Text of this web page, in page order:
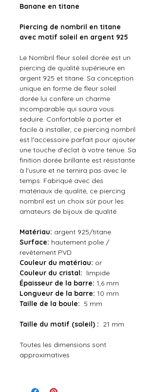
Banane en titane
Piercing de nombril en titane
avec motif soleil en argent 925
Le Nombril fleur soleil dorée est un
piercing de qualité supérieure en
argent 925 et titane. Sa conception
unique en forme de fleur soleil
dorée lui confère un charme
incomparable qui saura vous
séduire. Confortable à porter et
facile à installer, ce piercing nombril
est l'accessoire parfait pour ajouter
une touche d'éclat à votre tenue. Sa
finition dorée brillante est résistante
à l'usure et ne ternira pas avec le
temps. Fabriqué avec des
matériaux de qualité, ce piercing
nombril est un choix sûr pour les
amateurs de bijoux de qualité.
Matériau: argent 925/titane
Surface: hautement polie /
revêtement PVD
Couleur du matériau: or
Couleur du cristal: limpide
Épaisseur de la barre: 1,6 mm
Longueur de la barre: 10 mm
Taille de la boule: 5 mm
Taille du motif (soleil) : 21 mm
Toutes les dimensions sont
approximatives